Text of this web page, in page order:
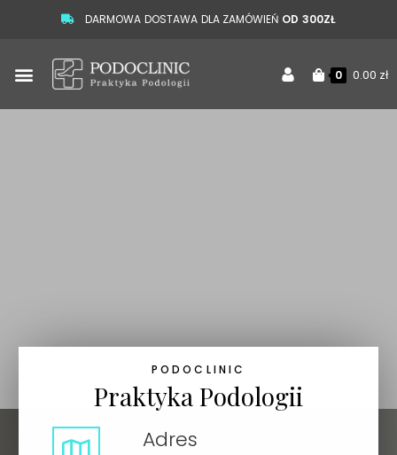
DARMOWA DOSTAWA DLA ZAMÓWIEŃ OD 300ZŁ
0 0.00 zł
PODOCLINIC
Praktyka Podologii
Adres